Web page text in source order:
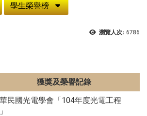
學生榮譽榜
瀏覽人次: 6786
獲獎及榮譽記錄
民國光電學會「104年度光電工程